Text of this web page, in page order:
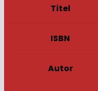
Titel
ISBN
Autor